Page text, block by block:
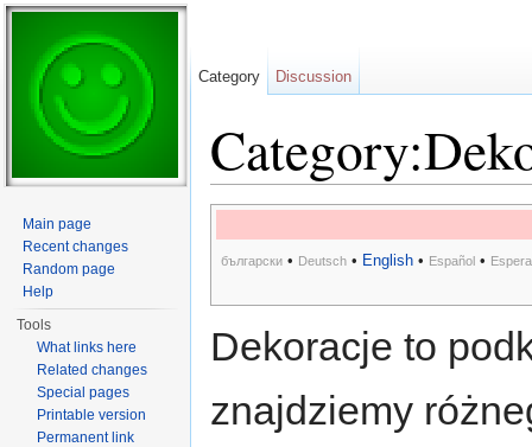
български • Deutsch • English • Español •
Dekoracje to
znajdziemy
Category Discussion
Main page
Recent changes
Random page
Help
Tools
What links here
Related changes
Special pages
Printable version
Permanent link